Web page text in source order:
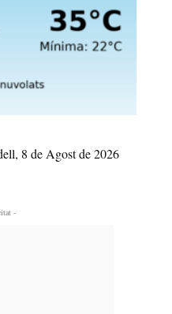
8 de Agost de 2026
-